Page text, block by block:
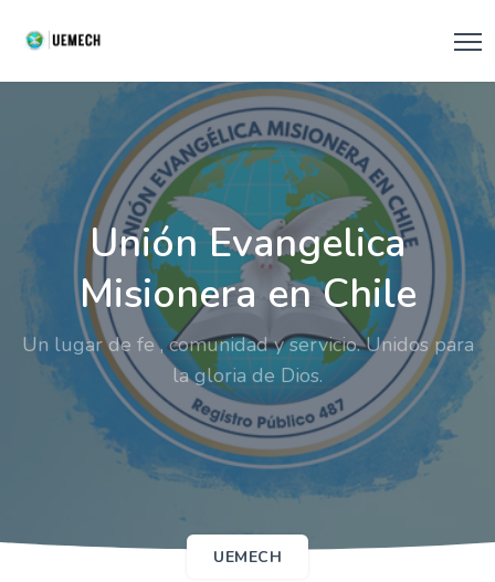
Unión Evangelica
Misionera en Chile
Un lugar de fe , comunidad y servicio. Unidos para
la gloria de Dios.
UEMECH